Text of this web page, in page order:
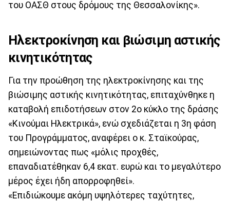
του ΟΑΣΘ στους δρόμους της Θεσσαλονίκης».
Ηλεκτροκίνηση και βιώσιμη αστικής
κινητικότητας
Για την προώθηση της ηλεκτροκίνησης και της
βιώσιμης αστικής κινητικότητας, επιταχύνθηκε η
καταβολή επιδοτήσεων στον 2ο κύκλο της δράσης
«Κινούμαι Ηλεκτρικά», ενώ σχεδιάζεται η 3η φάση
του Προγράμματος, αναφέρει ο κ. Σταϊκούρας,
σημειώνοντας πως «μόλις προχθές,
επαναδιατέθηκαν 6,4 εκατ. ευρώ και το μεγαλύτερο
μέρος έχει ήδη απορροφηθεί».
«Επιδιώκουμε ακόμη υψηλότερες ταχύτητες,